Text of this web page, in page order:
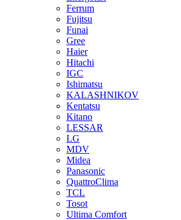
Ferrum
Fujitsu
Funai
Gree
Haier
Hitachi
IGC
Ishimatsu
KALASHNIKOV
Kentatsu
Kitano
LESSAR
LG
MDV
Midea
Panasonic
QuattroClima
TCL
Tosot
Ultima Comfort